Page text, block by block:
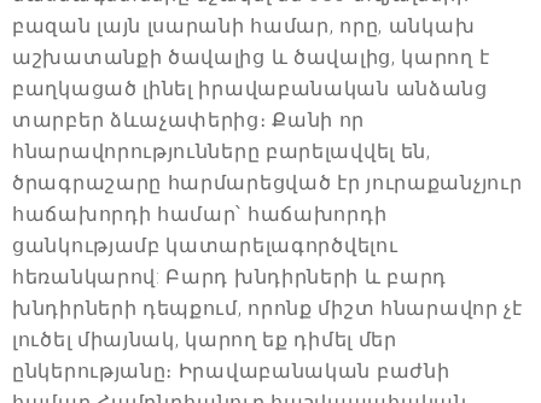
բազան լայն լսարանի համար, որը, անկախ
աշխատանքի ծավալից և ծավալից, կարող է
բաղկացած լինել իրավաբանական անձանց
տարբեր ձևաչափերից։ Քանի որ
հնարավորությունները բարելավվել են,
ծրագրաշարը հարմարեցված էր յուրաքանչյուր
հաճախորդի համար՝ հաճախորդի
ցանկությամբ կատարելագործվելու
հեռանկարով: Բարդ խնդիրների և բարդ
խնդիրների դեպքում, որոնք միշտ հնարավոր չէ
լուծել միայնակ, կարող եք դիմել մեր
ընկերությանը։ Իրավաբանական բաժնի